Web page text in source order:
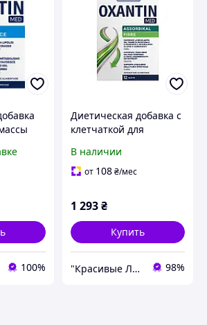
100%
Диетическая добавка с
клетчаткой для
тела Oxantin
"Абсорбция", 12 саше
В наличии
от 108₴/мес
1 293₴
Купить
"Красивые Люди"-Профессиональная косметика по уходу за кожей,волосами. Аппараты для оказания услуг. 98%